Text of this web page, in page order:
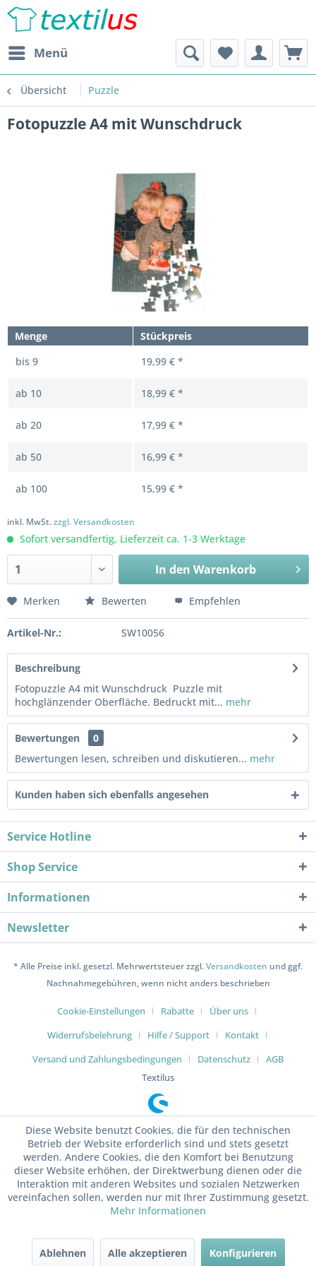
Menü
Übersicht Puzzle
Fotopuzzle A4 mit Wunschdruck
Menge
Stückpreis
bis 9 19,99 € *
ab 10 18,99 € *
ab 20 17,99 € *
ab 50 16,99 € *
ab 100 15,99 € *
inkl. MwSt.zzgl. Versandkosten
Sofort versandfertig, Lieferzeit ca. 1-3 Werktage
In den Warenkorb
Merken Bewerten Empfehlen
Artikel-Nr.: SW10056
Beschreibung
Fotopuzzle A4 mit Wunschdruck Puzzle mit
hochglänzender Oberfläche. Bedruckt mit... mehr
Bewertungen
0
Bewertungen lesen, schreiben und diskutieren... mehr
Kunden haben sich ebenfalls angesehen
Service Hotline
Shop Service
Informationen
Newsletter
* Alle Preise inkl. gesetzl. Mehrwertsteuer zzgl.Versandkosten und ggf.
Nachnahmegebühren, wenn nicht anders beschrieben
Cookie-Einstellungen Rabatte
Über uns
Widerrufsbelehrung
Hilfe / Support
Kontakt
Versand und Zahlungsbedingungen
Datenschutz
AGB
Textilus
Diese Website benutzt Cookies, die für den technischen
Betrieb der Website erforderlich sind und stets gesetzt
werden. Andere Cookies, die den Komfort bei Benutzung
dieser Website erhöhen, der Direktwerbung dienen oder die
Interaktion mit anderen Websites und sozialen Netzwerken
vereinfachen sollen, werden nur mit Ihrer Zustimmung gesetzt.
Mehr Informationen
Ablehnen Alle akzeptieren Konfigurieren